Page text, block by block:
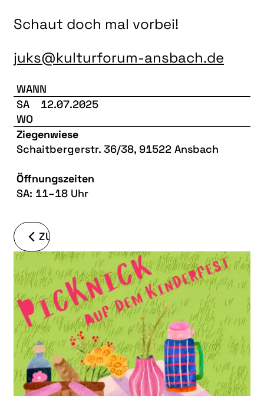
VERANSTALTUNGEN UNSERER MITGLIEDER
BEFREUNDETE KUNSTVEREINE
Schaut doch mal vorbei!
juks@kulturforum-ansbach.de
WANN
SA
12.07.2025
WO
Ziegenwiese
Schaitbergerstr. 36/38, 91522 Ansbach
Öffnungszeiten
SA: 11–18 Uhr
ZURÜCK